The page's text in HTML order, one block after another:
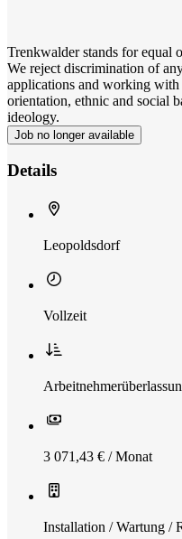
Trenkwalder stands for equal
We reject discrimination of
applications and working with
orientation, ethnic and social
ideology.
Job no longer available
Details
Leopoldsdorf
Vollzeit
3 071,43 € / Monat
Installation / Wartung /